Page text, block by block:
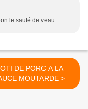
le sauté de veau.
DE PORC A LA
SAUCE MOUTARDE >